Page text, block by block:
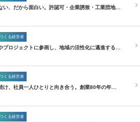
い、だから面白い。許認可・企業誘致・工業団地…
くる経営者
プロジェクトに参画し、地域の活性化に邁進する…
くる経営者
け、社員一人ひとりと向き合う。創業80年の年…
くる経営者